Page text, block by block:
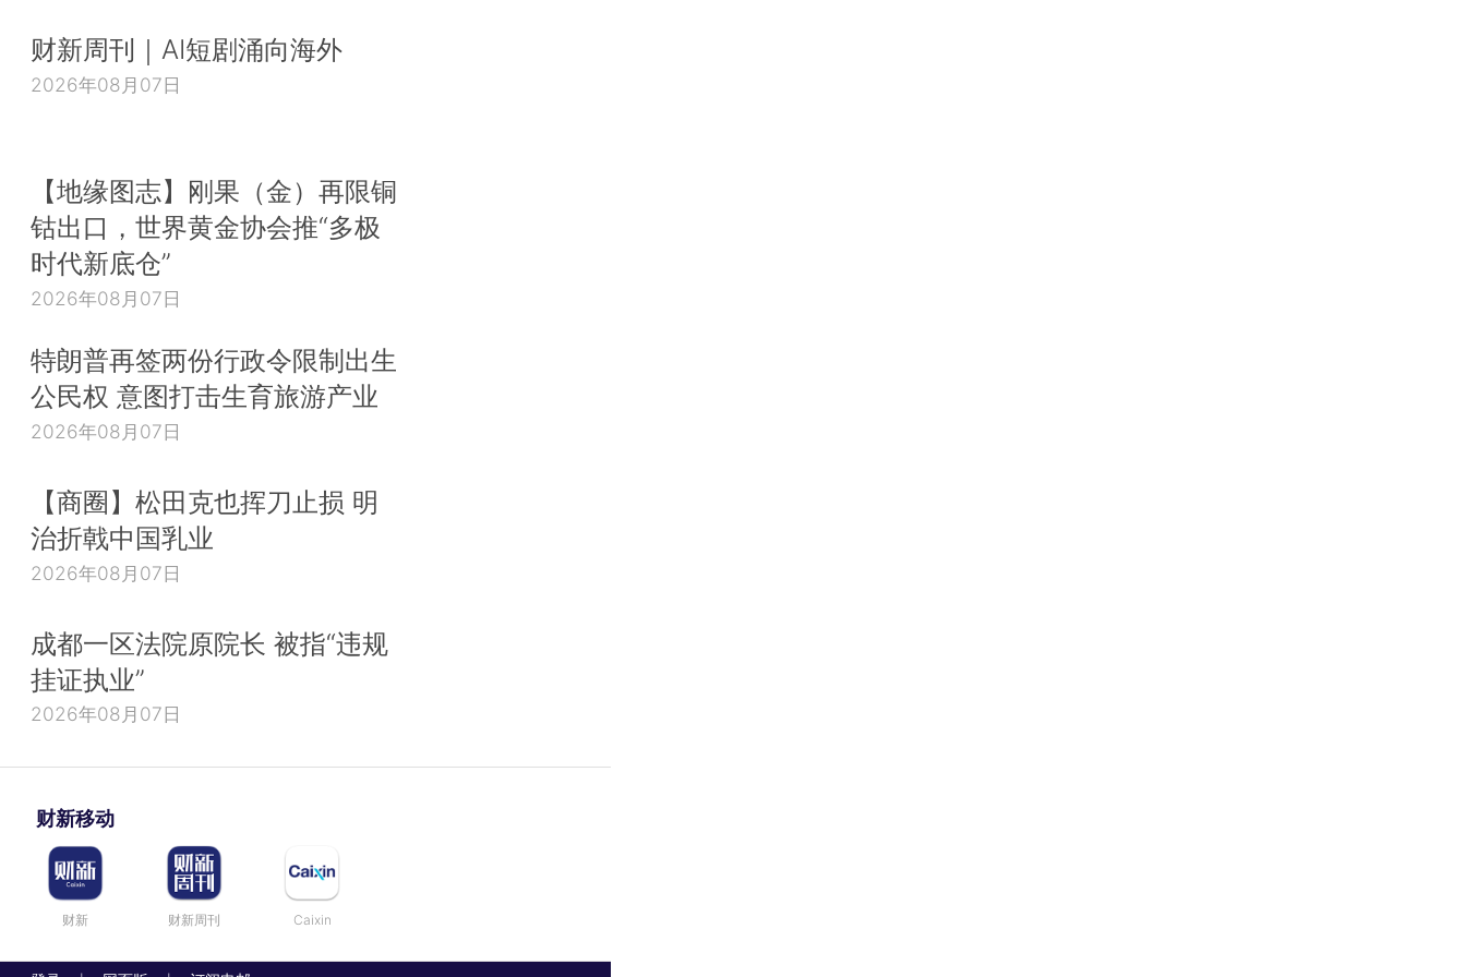
财新周刊｜AI短剧涌向海外
2026年08月07日
【地缘图志】刚果（金）再限铜
钴出口，世界黄金协会推“多极
时代新底仓”
2026年08月07日
特朗普再签两份行政令限制出生
公民权 意图打击生育旅游产业
2026年08月07日
【商圈】松田克也挥刀止损 明
治折戟中国乳业
2026年08月07日
成都一区法院原院长 被指“违规
挂证执业”
2026年08月07日
财新移动
财新 财新周刊 Caixin